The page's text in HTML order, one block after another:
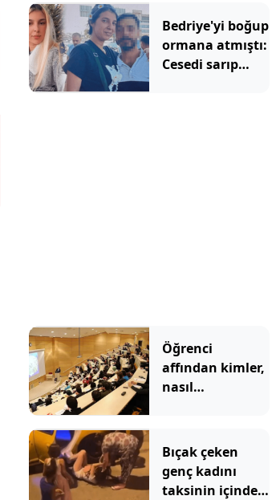
şaşırtan sözler
Bedriye'yi boğup
ormana atmıştı:
Cesedi sarıp
Öğrenci
affından kimler,
nasıl
Bıçak çeken
genç kadını
taksinin içinde